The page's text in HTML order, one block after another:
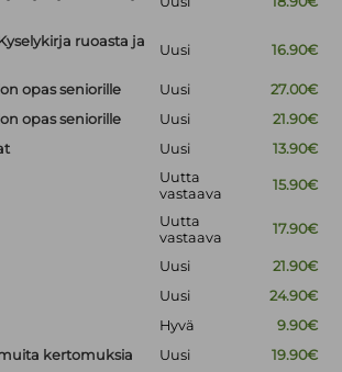
ruoasta ja
Uusi 16.90€
opas seniorille Uusi
27.00€
opas seniorille
Uusi
21.90€
Uusi 13.90€
Uutta
vastaava
15.90€
Uutta
vastaava
17.90€
Uusi
21.90€
Uusi
24.90€
Hyvä
9.90€
kertomuksia
Uusi
19.90€